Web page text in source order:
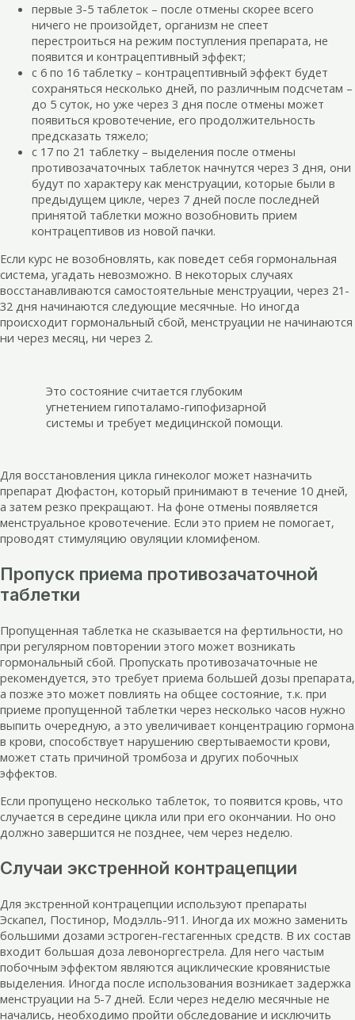
первые 3-5 таблеток – после отмены скорее всего
ничего не произойдет, организм не спеет
перестроиться на режим поступления препарата, не
появится и контрацептивный эффект;
с 6 по 16 таблетку – контрацептивный эффект будет
сохраняться несколько дней, по различным подсчетам –
до 5 суток, но уже через 3 дня после отмены может
появиться кровотечение, его продолжительность
предсказать тяжело;
с 17 по 21 таблетку – выделения после отмены
противозачаточных таблеток начнутся через 3 дня, они
будут по характеру как менструации, которые были в
предыдущем цикле, через 7 дней после последней
принятой таблетки можно возобновить прием
контрацептивов из новой пачки.
Если курс не возобновлять, как поведет себя гормональная
система, угадать невозможно. В некоторых случаях
восстанавливаются самостоятельные менструации, через 21-
32 дня начинаются следующие месячные. Но иногда
происходит гормональный сбой, менструации не начинаются
ни через месяц, ни через 2.
Это состояние считается глубоким
угнетением гипоталамо-гипофизарной
системы и требует медицинской помощи.
Для восстановления цикла гинеколог может назначить
препарат Дюфастон, который принимают в течение 10 дней,
а затем резко прекращают. На фоне отмены появляется
менструальное кровотечение. Если это прием не помогает,
проводят стимуляцию овуляции кломифеном.
Пропуск приема противозачаточной
таблетки
Пропущенная таблетка не сказывается на фертильности, но
при регулярном повторении этого может возникать
гормональный сбой. Пропускать противозачаточные не
рекомендуется, это требует приема большей дозы препарата,
а позже это может повлиять на общее состояние, т.к. при
приеме пропущенной таблетки через несколько часов нужно
выпить очередную, а это увеличивает концентрацию гормона
в крови, способствует нарушению свертываемости крови,
может стать причиной тромбоза и других побочных
эффектов.
Если пропущено несколько таблеток, то появится кровь, что
случается в середине цикла или при его окончании. Но оно
должно завершится не позднее, чем через неделю.
Случаи экстренной контрацепции
Для экстренной контрацепции используют препараты
Эскапел, Постинор, Модэлль-911. Иногда их можно заменить
большими дозами эстроген-гестагенных средств. В их состав
входит большая доза левоноргестрела. Для него частым
побочным эффектом являются ациклические кровянистые
выделения. Иногда после использования возникает задержка
менструации на 5-7 дней. Если через неделю месячные не
начались, необходимо пройти обследование и исключить